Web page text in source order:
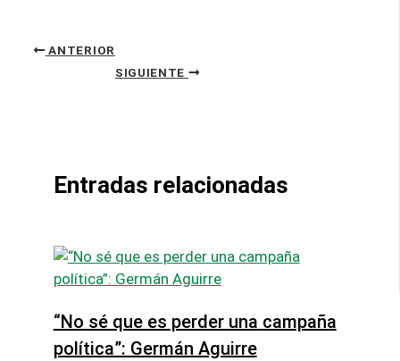
ANTERIOR
SIGUIENTE
Entradas relacionadas
“No sé que es perder una campaña
política”: Germán Aguirre